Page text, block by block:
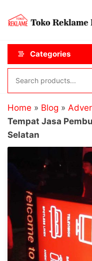
content
Categories
Home » Blog »
Tempat Jasa
Selatan